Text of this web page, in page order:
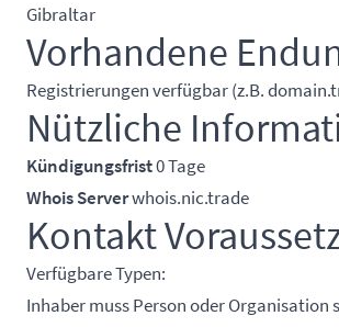
Gibraltar
Vorhandene
Registrierungen verfügbar (z.B.
Nützliche
Kündigungsfrist0 Tage
Whois Serverwhois.nic.trade
Kontakt
Verfügbare Typen:
Inhaber muss Person oder Organisation